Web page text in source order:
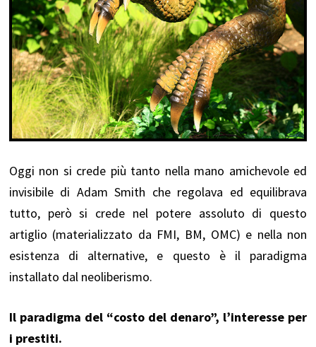
Oggi non si crede più tanto nella mano amichevole ed
invisibile di Adam Smith che regolava ed equilibrava
tutto, però si crede nel potere assoluto di questo
artiglio (materializzato da FMI, BM, OMC) e nella non
esistenza di alternative, e questo è il paradigma
installato dal neoliberismo.
Il paradigma del “costo del denaro”, l’interesse per
i prestiti.